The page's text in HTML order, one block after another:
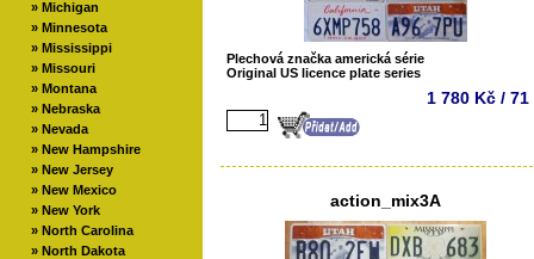
» Michigan
» Minnesota
» Mississippi
» Missouri
» Montana
» Nebraska
» Nevada
» New Hampshire
» New Jersey
» New Mexico
» New York
» North Carolina
» North Dakota
Plechová značka americká série
Original US licence plate series
1 780 Kč / 71
action_mix3A